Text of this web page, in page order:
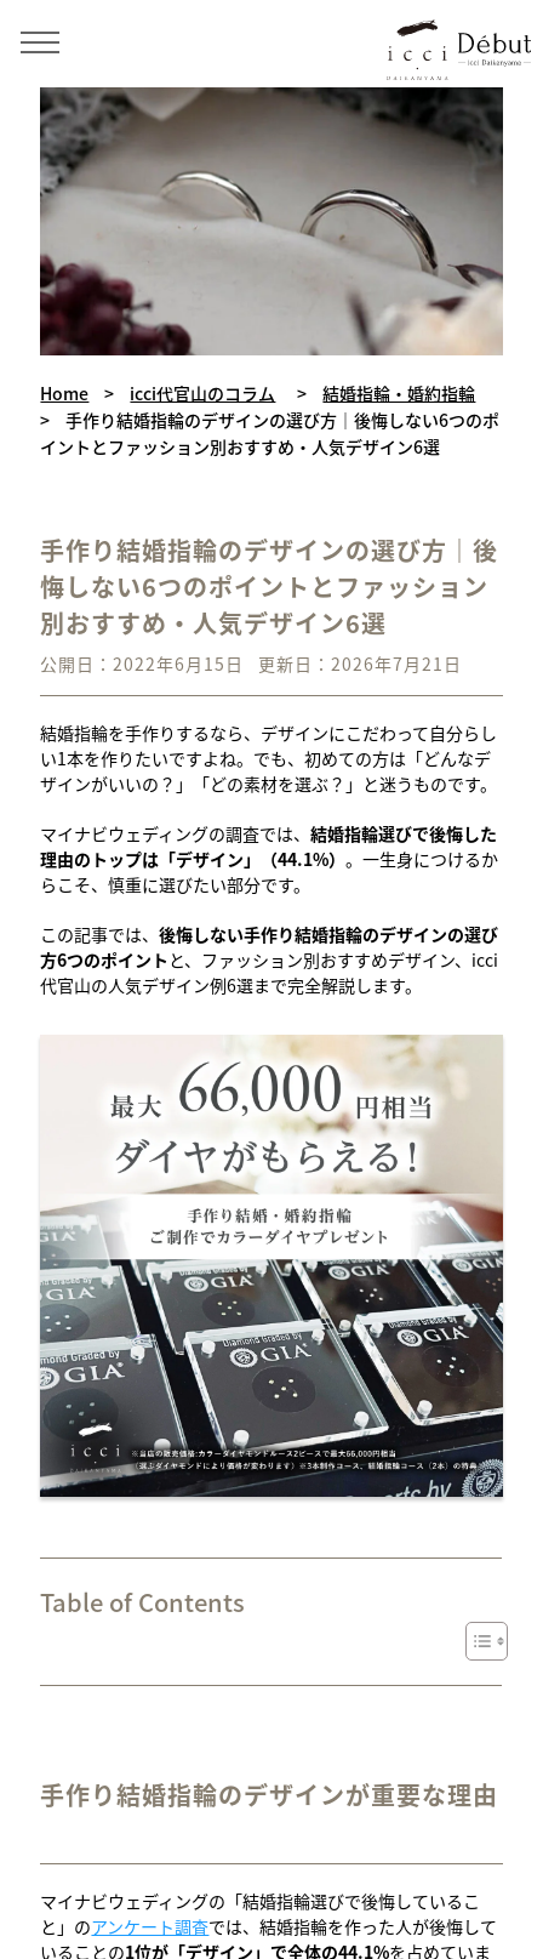
手作り結婚指輪・婚約指輪・ペアリング icci 代官山
Home > icci代官山のコラム >
結婚指輪・婚約指輪
>
手作り結婚指輪のデザインの選び方｜後悔しない6つのポ
イントとファッション別おすすめ・人気デザイン6選
手作り結婚指輪のデザインの選び方｜後
悔しない6つのポイントとファッション
別おすすめ・人気デザイン6選
公開日：2022年6月15日 更新日：2026年7月21日
結婚指輪を手作りするなら、デザインにこだわって自分らし
い1本を作りたいですよね。でも、初めての方は「どんなデ
ザインがいいの？」「どの素材を選ぶ？」と迷うものです。
マイナビウェディングの調査では、結婚指輪選びで後悔した
理由のトップは「デザイン」（44.1%）。一生身につけるか
らこそ、慎重に選びたい部分です。
この記事では、後悔しない手作り結婚指輪のデザインの選び
方6つのポイント と、ファッション別おすすめデザイン、icci
代官山の人気デザイン例6選まで完全解説します。
Table of Contents
手作り結婚指輪のデザインが重要な理由
マイナビウェディングの「結婚指輪選びで後悔しているこ
と」のアンケート調査では、結婚指輪を作った人が後悔して
いることの1位が「デザイン」で全体の44.1%を占めていま